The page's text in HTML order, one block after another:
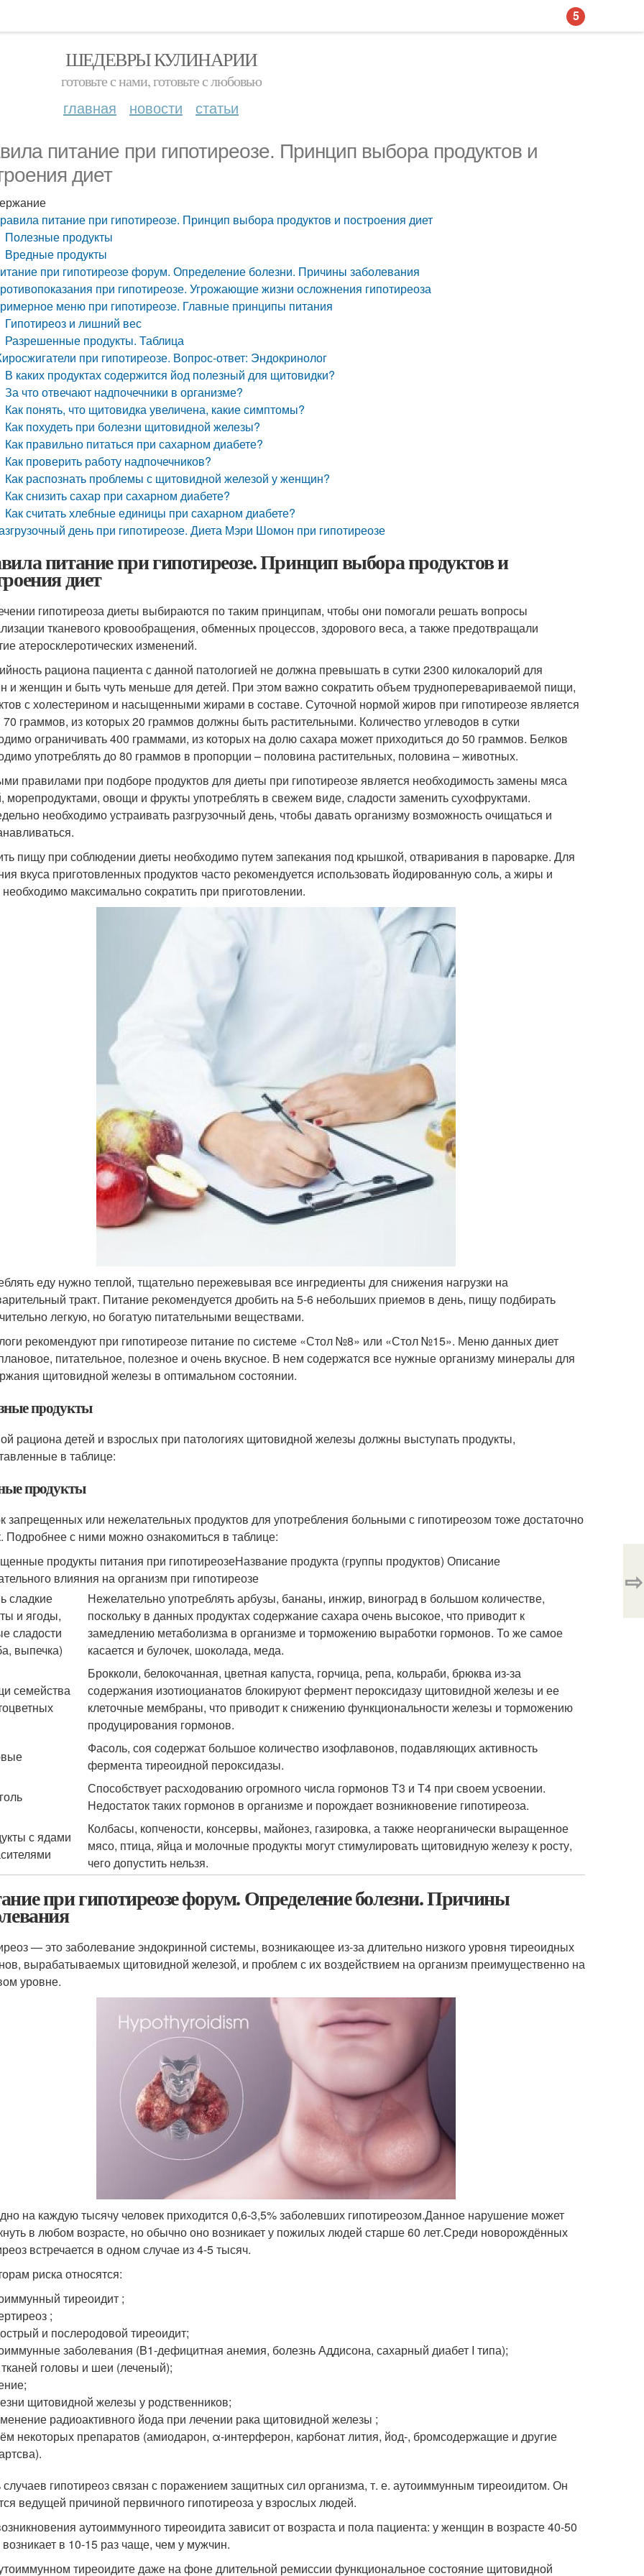
ШЕДЕВРЫ КУЛИНАРИИ
готовьте с нами, готовьте с любовью
главная новости статьи
питание при гипотиреозе. Принцип выбора продуктов и
диет
питание при гипотиреозе. Принцип выбора продуктов и построения диет
Полезные продукты
Вредные продукты
при гипотиреозе форум. Определение болезни. Причины заболевания
при гипотиреозе. Угрожающие жизни осложнения гипотиреоза
меню при гипотиреозе. Главные принципы питания
Гипотиреоз и лишний вес
Разрешенные продукты. Таблица
при гипотиреозе. Вопрос-ответ: Эндокринолог
В каких продуктах содержится йод полезный для щитовидки?
За что отвечают надпочечники в организме?
Как понять, что щитовидка увеличена, какие симптомы?
Как похудеть при болезни щитовидной железы?
Как правильно питаться при сахарном диабете?
Как проверить работу надпочечников?
Как распознать проблемы с щитовидной железой у женщин?
Как снизить сахар при сахарном диабете?
Как считать хлебные единицы при сахарном диабете?
день при гипотиреозе. Диета Мэри Шомон при гипотиреозе
питание при гипотиреозе. Принцип выбора продуктов и
диет
гипотиреоза диеты выбираются по таким принципам, чтобы они помогали решать вопросы
тканевого кровообращения, обменных процессов, здорового веса, а также предотвращали
атеросклеротических изменений.
рациона пациента с данной патологией не должна превышать в сутки 2300 килокалорий для
и женщин и быть чуть меньше для детей. При этом важно сократить объем трудноперевариваемой пищи,
с холестерином и насыщенными жирами в составе. Суточной нормой жиров при гипотиреозе является
70 граммов, из которых 20 граммов должны быть растительными. Количество углеводов в сутки
ограничивать 400 граммами, из которых на долю сахара может приходиться до 50 граммов. Белков
употреблять до 80 граммов в пропорции – половина растительных, половина – животных.
правилами при подборе продуктов для диеты при гипотиреозе является необходимость замены мяса
морепродуктами, овощи и фрукты употреблять в свежем виде, сладости заменить сухофруктами.
необходимо устраивать разгрузочный день, чтобы давать организму возможность очищаться и
пищу при соблюдении диеты необходимо путем запекания под крышкой, отваривания в пароварке. Для
вкуса приготовленных продуктов часто рекомендуется использовать йодированную соль, а жиры и
максимально сократить при приготовлении.
еду нужно теплой, тщательно пережевывая все ингредиенты для снижения нагрузки на
тракт. Питание рекомендуется дробить на 5-6 небольших приемов в день, пищу подбирать
легкую, но богатую питательными веществами.
рекомендуют при гипотиреозе питание по системе «Стол №8» или «Стол №15». Меню данных диет
питательное, полезное и очень вкусное. В нем содержатся все нужные организму минералы для
щитовидной железы в оптимальном состоянии.
продукты
рациона детей и взрослых при патологиях щитовидной железы должны выступать продукты,
в таблице:
продукты
запрещенных или нежелательных продуктов для употребления больными с гипотиреозом тоже достаточно
Подробнее с ними можно ознакомиться в таблице:
продукты питания при гипотиреозеНазвание продукта (группы продуктов) Описание
влияния на организм при гипотиреозе
сладкие
и ягоды,
сладости
выпечка)
Нежелательно употреблять арбузы, бананы, инжир, виноград в большом количестве,
поскольку в данных продуктах содержание сахара очень высокое, что приводит к
замедлению метаболизма в организме и торможению выработки гормонов. То же самое
касается и булочек, шоколада, меда.
семейства
Брокколи, белокочанная, цветная капуста, горчица, репа, кольраби, брюква из-за
содержания изотиоцианатов блокируют фермент пероксидазу щитовидной железы и ее
клеточные мембраны, что приводит к снижению функциональности железы и торможению
продуцирования гормонов.
Фасоль, соя содержат большое количество изофлавонов, подавляющих активность
фермента тиреоидной пероксидазы.
Способствует расходованию огромного числа гормонов Т3 и Т4 при своем усвоении.
Недостаток таких гормонов в организме и порождает возникновение гипотиреоза.
с ядами
Колбасы, копчености, консервы, майонез, газировка, а также неорганически выращенное
мясо, птица, яйца и молочные продукты могут стимулировать щитовидную железу к росту,
чего допустить нельзя.
при гипотиреозе форум. Определение болезни. Причины
— это заболевание эндокринной системы, возникающее из-за длительно низкого уровня тиреоидных
вырабатываемых щитовидной железой, и проблем с их воздействием на организм преимущественно на
уровне.
на каждую тысячу человек приходится 0,6-3,5% заболевших гипотиреозом.Данное нарушение может
в любом возрасте, но обычно оно возникает у пожилых людей старше 60 лет.Среди новорождённых
встречается в одном случае из 4-5 тысяч.
риска относятся:
тиреоидит ;
;
и послеродовой тиреоидит;
заболевания (B1-дефицитная анемия, болезнь Аддисона, сахарный диабет I типа);
тканей головы и шеи (леченый);
щитовидной железы у родственников;
радиоактивного йода при лечении рака щитовидной железы ;
некоторых препаратов (амиодарон, α-интерферон, карбонат лития, йод-, бромсодержащие и другие
гипотиреоз связан с поражением защитных сил организма, т. е. аутоиммунным тиреоидитом. Он
ведущей причиной первичного гипотиреоза у взрослых людей.
аутоиммунного тиреоидита зависит от возраста и пола пациента: у женщин в возрасте 40-50
возникает в 10-15 раз чаще, чем у мужчин.
тиреоидите даже на фоне длительной ремиссии функциональное состояние щитовидной
⇨
5